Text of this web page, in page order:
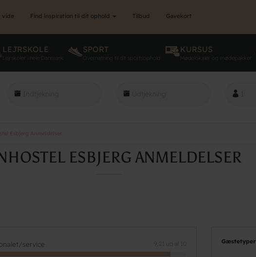
vide Find inspiration til dit ophold Tilbud Gavekort
LEJRSKOLE
Lejrskoler i hele Danmark
SPORT
Overnatning til dit sportsophold
KURSUS
Mødelokaler og mødepakker
ESBJERG ANMELDELSER
service 9,21 ud af 10 Gæstetyper